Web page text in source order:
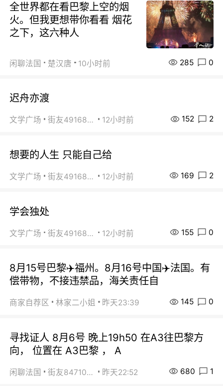
全世界都在看巴黎上空的烟
火。但我更想带你看看 烟花
之下，这六种人
闲聊法国 楚汉唐 10小时前 285 0
迟舟亦渡
文学广场 街友49168527 12小时前 152 2
想要的人生 只能自己给
文学广场 街友49168527 12小时前 169 2
学会独处
文学广场 街友49168527 12小时前 155 0
8月15号巴黎✈️福州。8月16号中国✈️法国。有
偿带物，不接违禁品，海关责任自
商家自荐区 林家二小姐 昨天23:39 145 0
寻找证人 8月6号 晚上19h50 在A3往巴黎方
向， 位置在 A3巴黎 ， A
闲聊法国 街友84710671 昨天22:52 680 1